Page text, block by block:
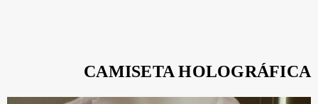
CAMISETA HOLOGRÁFICA